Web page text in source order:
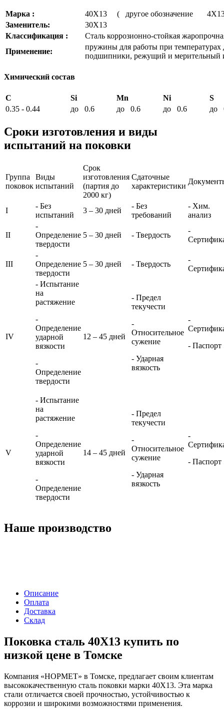
Марка :
40Х13 ( другое обозначение
Заменитель:
30Х13
Классификация :
Сталь коррозионно-стойкая
Применение:
пружины для работы при
подшипники, режущий и мерительный
Химический состав
C Si Mn Ni
S
0.35 - 0.44
до 0.6 до 0.6 до 0.6 до
Сроки изготовления и виды
испытаний на поковки
Группа
поковок
Виды
испытаний
Срок
изготовления
(партия до
2000 кг)
Сдаточные
характеристики
I
- Без
испытаний
3 – 30 дней
- Без
требований
- Хим.
анализ
II
-
Определение
твердости
5 – 30 дней - Твердость
-
III
-
Определение
твердости
5 – 30 дней - Твердость
-
IV
- Испытание
на
растяжение
-
Определение
ударной
вязкости
-
Определение
твердости
12 – 45 дней
- Предел
текучести
-
Относительное
сужение
- Ударная
вязкость
-
- Паспорт
V
- Испытание
на
растяжение
-
Определение
ударной
вязкости
-
Определение
твердости
14 – 45 дней
- Предел
текучести
-
Относительное
сужение
- Ударная
вязкость
-
- Паспорт
Наше производство
Описание
Оплата
Доставка
Склад
Поковка сталь 40Х13 купить по
низкой цене в Томске
Компания «НОРМЕТ» в Томске, предлагает своим клиентам
высококачественную сталь поковки марки 40Х13. Эта марка
стали отличается своей прочностью, устойчивостью к
коррозии и широкими возможностями применения.